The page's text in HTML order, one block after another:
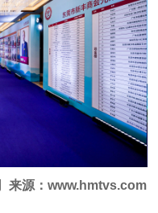
来源： www.hmtvs.com